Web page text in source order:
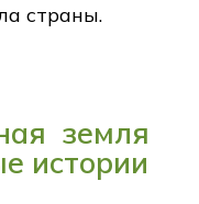
страны.
земля
истории